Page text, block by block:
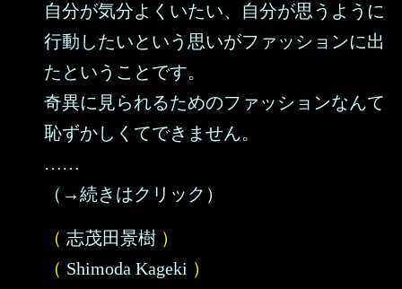
自分が気分よくいたい、自分が思うように
行動したいという思いがファッションに出
たということです。
奇異に見られるためのファッションなんて
恥ずかしくてできません。
……
（→続きはクリック）
（ 志茂田景樹 ）
（ Shimoda Kageki ）